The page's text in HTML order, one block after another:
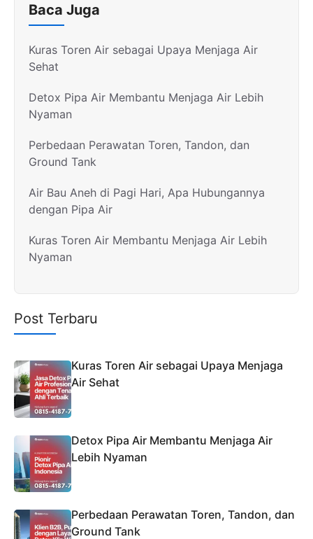
Baca Juga
Kuras Toren Air sebagai Upaya Menjaga Air
Sehat
Detox Pipa Air Membantu Menjaga Air Lebih
Nyaman
Perbedaan Perawatan Toren, Tandon, dan
Ground Tank
Air Bau Aneh di Pagi Hari, Apa Hubungannya
dengan Pipa Air
Kuras Toren Air Membantu Menjaga Air Lebih
Nyaman
Post Terbaru
Kuras Toren Air sebagai Upaya Menjaga
Air Sehat
Detox Pipa Air Membantu Menjaga Air
Lebih Nyaman
Perbedaan Perawatan Toren, Tandon, dan
Ground Tank